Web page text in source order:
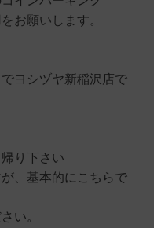
お願いします。
ヨシヅヤ新稲沢店で
り下さい
、基本的にこちらで
い。